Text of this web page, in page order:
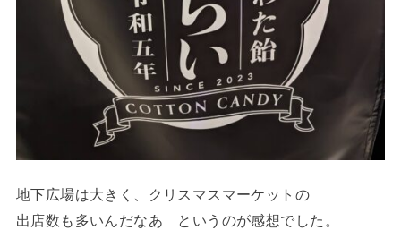
地下広場は大きく、クリスマスマーケットの
出店数も多いんだなあ というのが感想でした。